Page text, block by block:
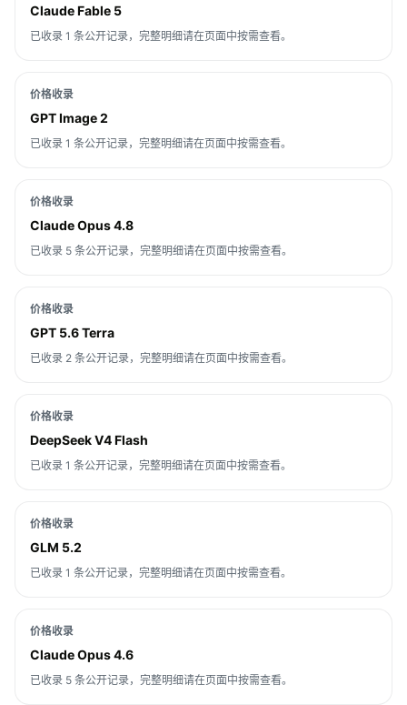
Claude Fable 5
已收录 1 条公开记录，完整明细请在页面中按需查看。
价格收录
GPT Image 2
已收录 1 条公开记录，完整明细请在页面中按需查看。
价格收录
Claude Opus 4.8
已收录 5 条公开记录，完整明细请在页面中按需查看。
价格收录
GPT 5.6 Terra
已收录 2 条公开记录，完整明细请在页面中按需查看。
价格收录
DeepSeek V4 Flash
已收录 1 条公开记录，完整明细请在页面中按需查看。
价格收录
GLM 5.2
已收录 1 条公开记录，完整明细请在页面中按需查看。
价格收录
Claude Opus 4.6
已收录 5 条公开记录，完整明细请在页面中按需查看。